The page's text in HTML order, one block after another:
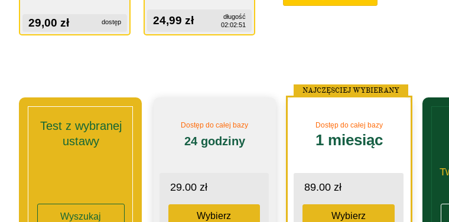
29,00 zł dostęp 24,99 zł
długość
02:02:51
Test z wybranej
ustawy
Wyszukaj
Dostęp do całej bazy
24 godziny
29.00 zł
Wybierz
Dostęp do całej bazy
1 miesiąc
89.00 zł
Wybierz
NAJCZĘSCIEJ WYBIERANY